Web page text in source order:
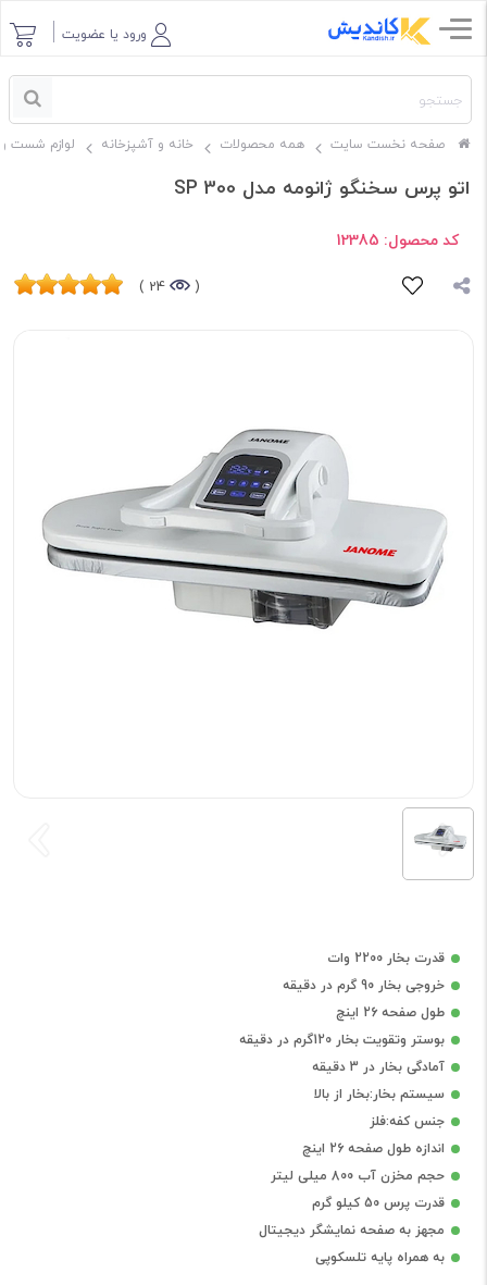
ورود یا عضویت
صفحه نخست سایت همه محصولات خانه و آشپزخانه لوازم شست
اتو پرس سخنگو ژانومه مدل SP 300
کد محصول: 12385
(
24 )
قدرت بخار 2200 وات
خروجی بخار 90 گرم در دقیقه
طول صفحه 26 اینچ
بوستر وتقویت بخار 120گرم در دقیقه
آمادگی بخار در 3 دقیقه
سیستم بخار:بخار از بالا
جنس کفه:فلز
اندازه طول صفحه 26 اینچ
حجم مخزن آب 800 میلی لیتر
قدرت پرس 50 کیلو گرم
مجهز به صفحه نمایشگر دیجیتال
به همراه پایه تلسکوپی